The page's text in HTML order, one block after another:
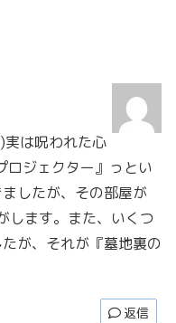
は呪われた心
ロジェクター』っとい
したが、その部屋が
します。また、いくつ
が、それが『墓地裏の
返信